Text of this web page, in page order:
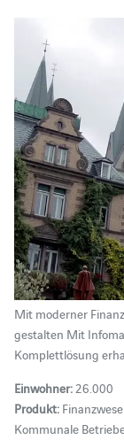
Mit moderner
gestalten Mit
Komplettlösung
Einwohner:26.000
Produkt:
Kommunale